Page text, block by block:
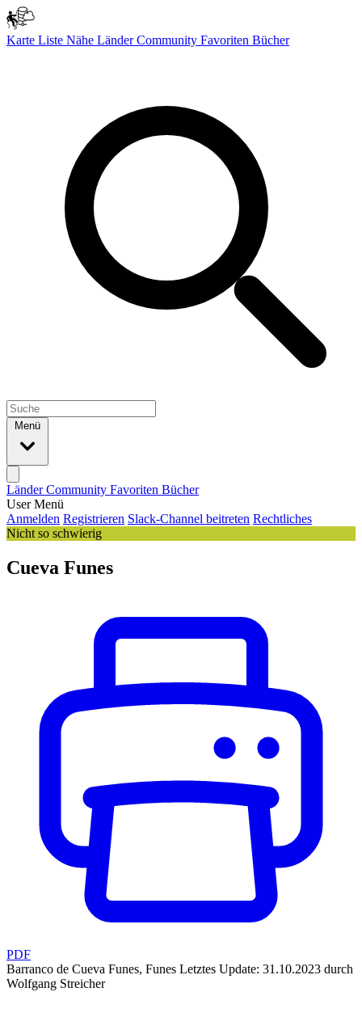
Karte Liste Nähe LänderCommunity Favoriten Bücher
Menü
LänderCommunity Favoriten Bücher
User Menü
Anmelden Registrieren Slack-Channel beitreten Rechtliches
Nicht so schwierig
Cueva Funes
PDF
Barranco de Cueva Funes, Funes Letztes Update: 31.10.2023 durch
Wolfgang Streicher